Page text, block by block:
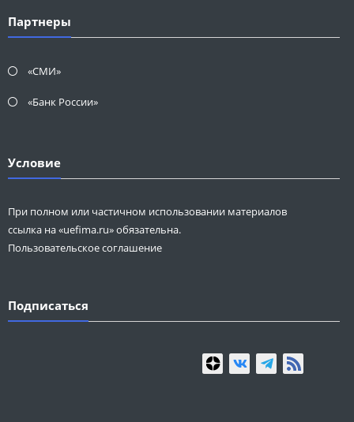
Партнеры
«СМИ»
«Банк России»
Условие
При полном или частичном использовании материалов
ссылка на «uefima.ru» обязательна.
Пользовательское соглашение
Подписаться